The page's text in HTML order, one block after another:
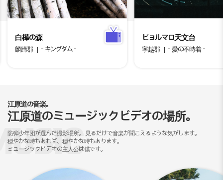
白樺の森
麟蹄郡 - キングダム -
ビョルマロ天文台
寧越郡 - 愛の不時着 -
江原道の音楽。
江原道のミュージック ビデオの場所。
防弾少年団が選んだ撮影場所。
見るだけで音楽が聞こえるような気がします。
穏やかな時もあれば、穏やかな時もあります。
ミュージックビデオの主人公は僕です。